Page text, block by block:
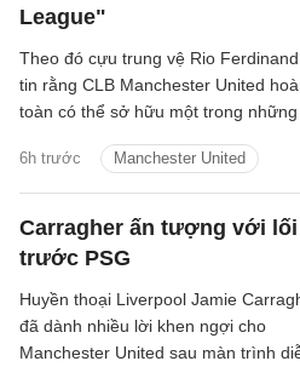
League"
6h trước Manchester United
Theo đó cựu trung vệ Rio
tin rằng CLB Manchester United
toàn có thể sở hữu một trong những
sau khi chứng kiến sự ăn ý giữa
Fernandes và Youri Tielemans.
Carragher ấn tượng với
trước PSG
Huyền thoại Liverpool Jamie
đã dành nhiều lời khen ngợi cho
Manchester United sau màn trình